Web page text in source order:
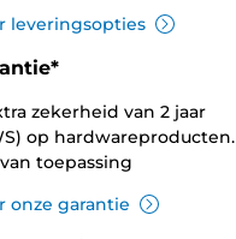
leveringsopties
zekerheid van 2 jaar
op hardwareproducten.
toepassing
onze garantie